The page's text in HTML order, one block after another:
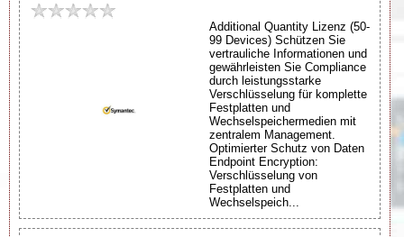
Additional Quantity Lizenz (50-
99 Devices) Schützen Sie
vertrauliche Informationen und
gewährleisten Sie Compliance
durch leistungsstarke
Verschlüsselung für komplette
Festplatten und
Wechselspeichermedien mit
zentralem Management.
Optimierter Schutz von Daten
Endpoint Encryption:
Verschlüsselung von
Festplatten und
Wechselspeich...